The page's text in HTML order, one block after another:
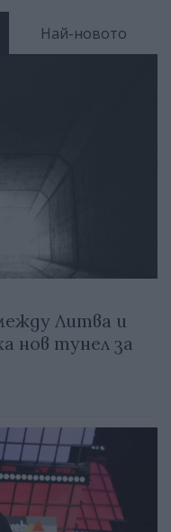
Най-новото
Литва и
нов тунел за